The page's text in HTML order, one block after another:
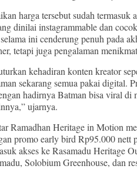
harga tersebut sudah termasuk
dinilai instagrammable dan
ini cenderung penuh pada
tetapi juga pengalaman
kehadiran konten kreator
sekarang semua pakai digital.
hadirnya Batman bisa viral
ujarnya.
Ramadhan Heritage in Motion
promo early bird Rp95.000 nett
akses ke Rasamadu Heritage
Solobium Greenhouse, dan